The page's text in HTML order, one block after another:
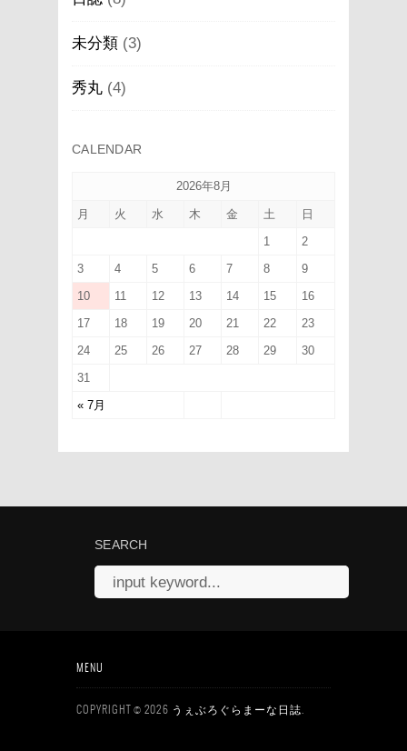
未分類 (3)
秀丸 (4)
CALENDAR
2026年8月
月 火 水 木 金 土 日
« 7月
1
2
3
4 5 6 7 8
9
10
11 12 13 14 15
16
17
18 19 20 21 22
23
24
25 26 27 28 29
30
31
SEARCH
MENU
COPYRIGHT © 2026 うぇぶろぐらまーな日誌.